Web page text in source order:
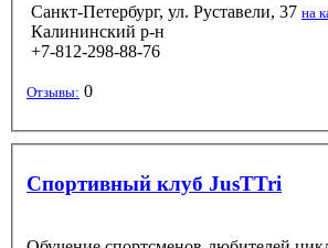
Санкт-Петербург, ул. Руставели, 37 на
Калининский р-н
+7-812-298-88-76
Отзывы: 0
Спортивный клуб JusTTri